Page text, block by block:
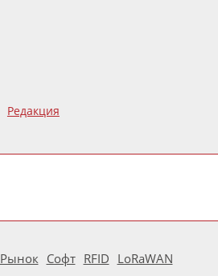
Редакция
Рынок Софт RFID LoRaWAN